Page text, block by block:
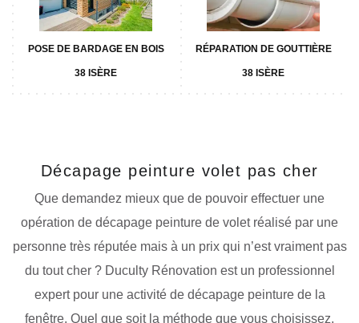
POSE DE BARDAGE EN BOIS
38 ISÈRE
RÉPARATION DE GOUTTIÈRE
38 ISÈRE
Décapage peinture volet pas cher
Que demandez mieux que de pouvoir effectuer une
opération de décapage peinture de volet réalisé par une
personne très réputée mais à un prix qui n’est vraiment pas
du tout cher ? Duculty Rénovation est un professionnel
expert pour une activité de décapage peinture de la
fenêtre. Quel que soit la méthode que vous choisissez,